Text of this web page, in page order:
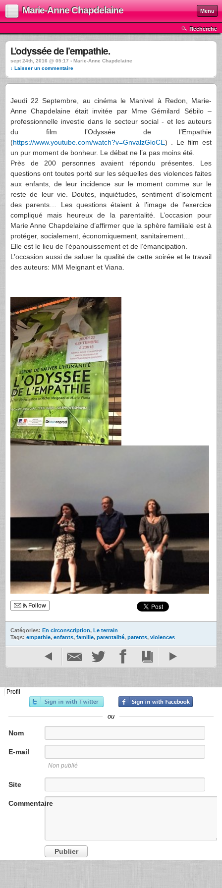
Marie-Anne Chapdelaine Menu
Recherche
L’odyssée de l’empathie.
sept 24th, 2016 @ 05:17 › Marie-Anne Chapdelaine
↓ Laisser un commentaire
Jeudi 22 Septembre, au cinéma le Manivel à Redon, Marie-
Anne Chapdelaine était invitée par Mme Gémilard Sébilo –
professionnelle investie dans le secteur social - et les auteurs
du film l’Odyssée de l’Empathie
(https://www.youtube.com/watch?v=GnvalzGloCE) . Le film est
un pur moment de bonheur. Le débat ne l’a pas moins été.
Près de 200 personnes avaient répondu présentes. Les
questions ont toutes porté sur les séquelles des violences faites
aux enfants, de leur incidence sur le moment comme sur le
reste de leur vie. Doutes, inquiétudes, sentiment d’isolement
des parents… Les questions étaient à l’image de l’exercice
compliqué mais heureux de la parentalité. L’occasion pour
Marie Anne Chapdelaine d’affirmer que la sphère familiale est à
protéger, socialement, économiquement, sanitairement…
Elle est le lieu de l’épanouissement et de l’émancipation.
L’occasion aussi de saluer la qualité de cette soirée et le travail
des auteurs: MM Meignant et Viana.
Follow
Catégories: En circonscription, Le terrain
Tags: empathie, enfants, famille, parentalité, parents, violences
Profil
ou
Nom
E-mail
Non publié
Site
Commentaire